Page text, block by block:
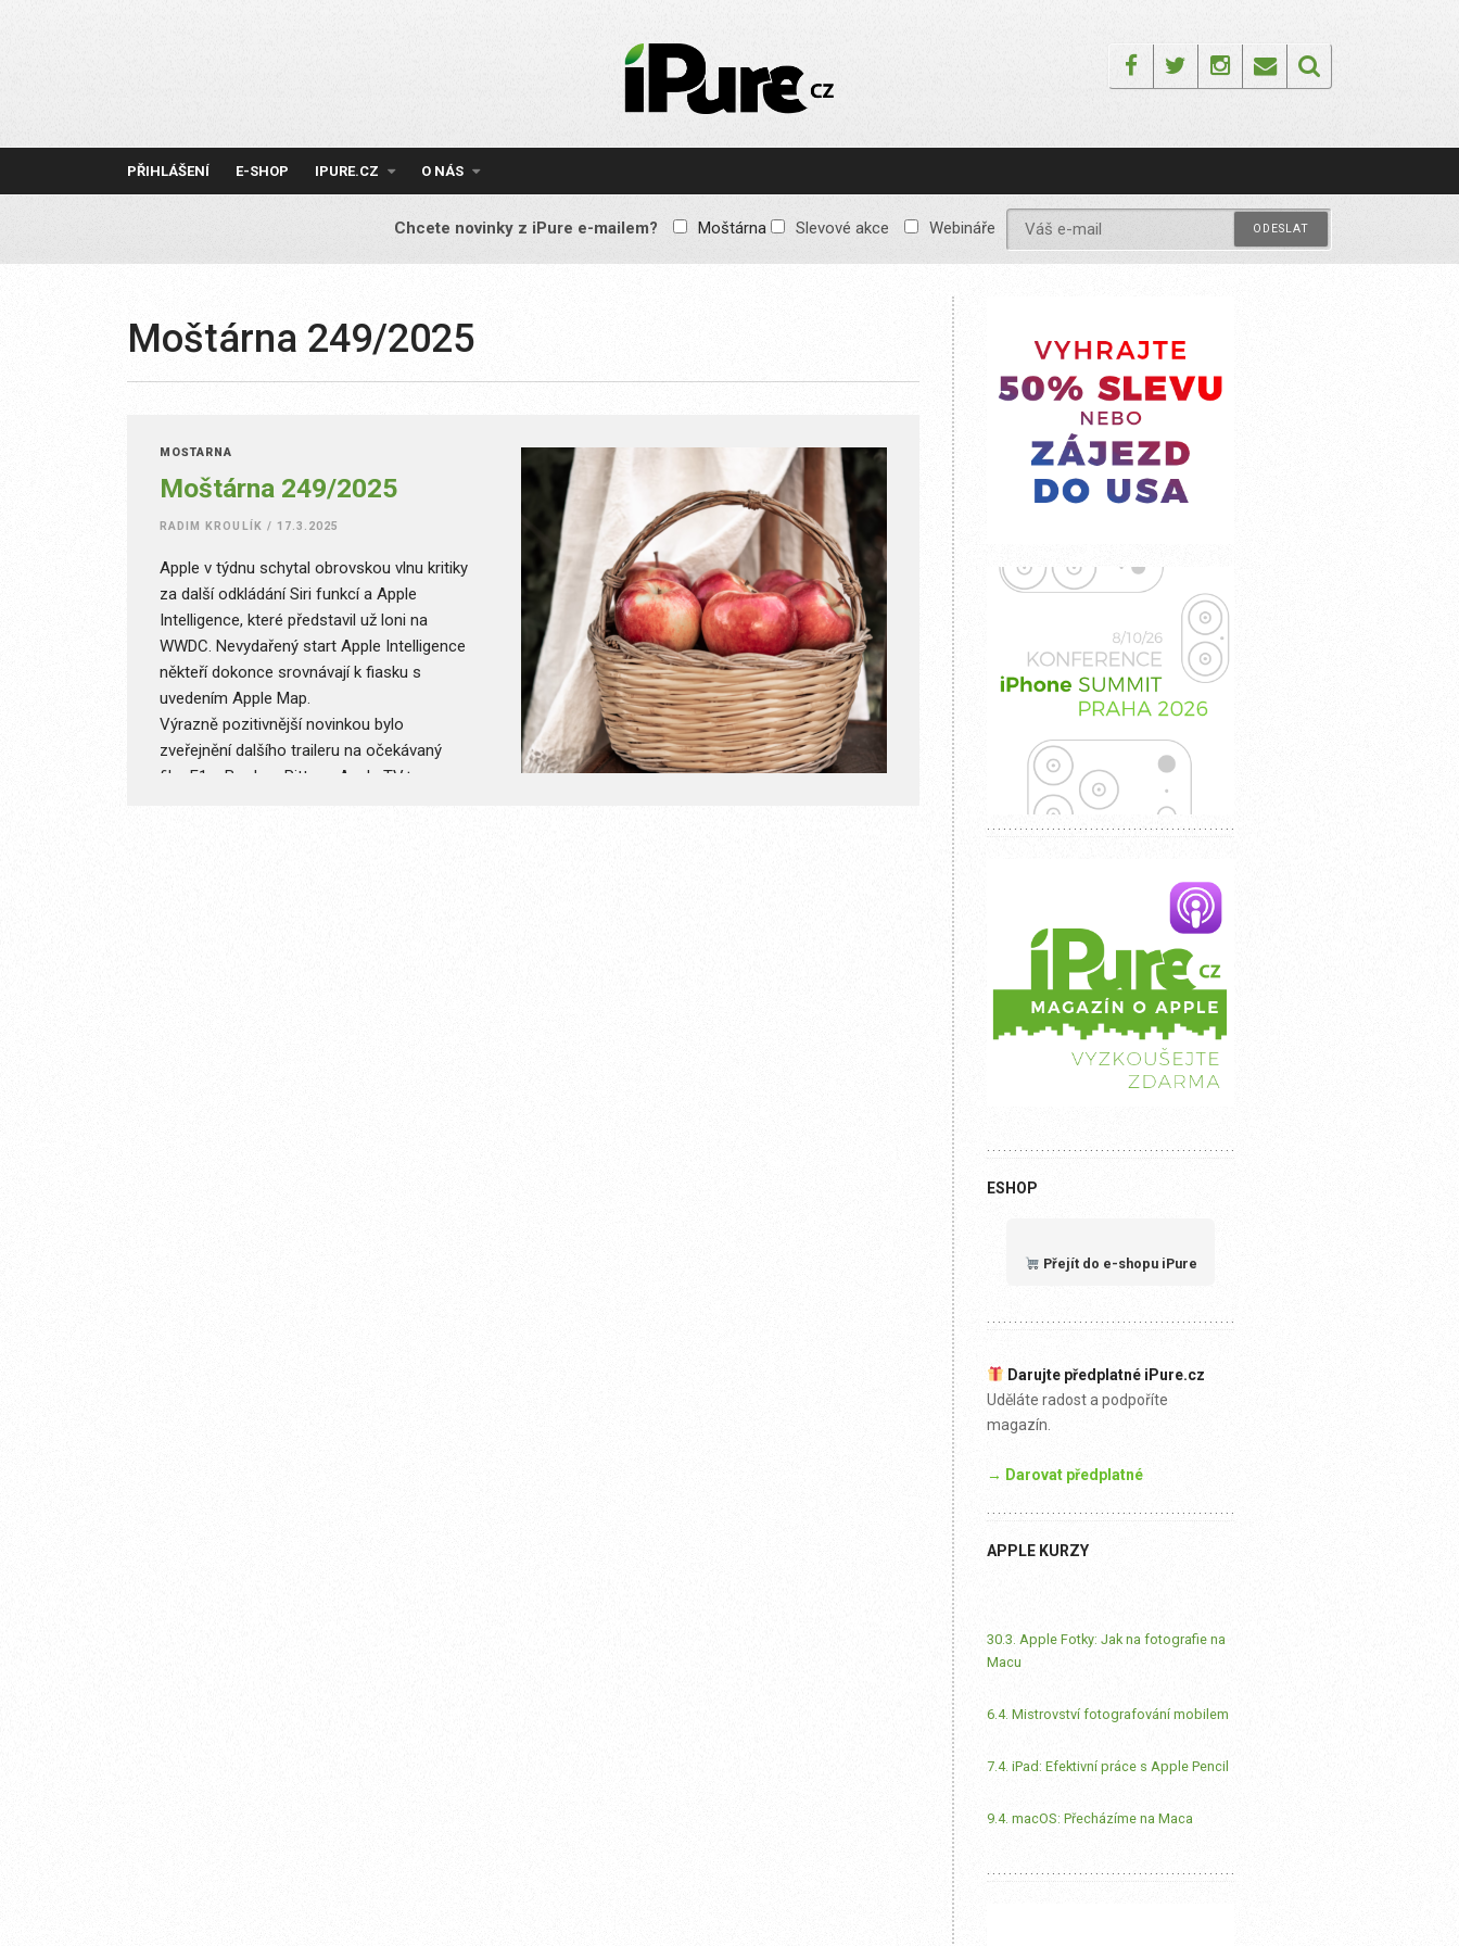
IPURE.CZ
Prémiový Apple e-
reklamy, žádné
obsah pro všechny
FacebookTwitterInstagram
Email
PŘIHLÁŠENÍ E-SHOP IPURE.CZ O NÁS
Chcete novinky z iPure e-mailem? Moštárna Slevové akce Webináře
Moštárna 249/2025
MOŠTÁRNA
Moštárna 249/2025
RADIM KROULÍK / 17.3.2025
Apple v týdnu schytal obrovskou vlnu kritiky
za další odkládání Siri funkcí a Apple
Intelligence, které představil už loni na
WWDC. Nevydařený start Apple Intelligence
někteří dokonce srovnávají k fiasku s
uvedením Apple Map.
Výrazně pozitivnější novinkou bylo
zveřejnění dalšího traileru na očekávaný
film F1 s Bradem Pittem. Apple TV+ se
ESHOP
Přejít do e-shopu iPure
Darujte předplatné iPure.cz
Uděláte radost a podpoříte
magazín.
→ Darovat předplatné
APPLE KURZY
30.3. Apple Fotky: Jak na fotografie na
Macu
6.4. Mistrovství fotografování mobilem
7.4. iPad: Efektivní práce s Apple Pencil
9.4. macOS: Přecházíme na Maca